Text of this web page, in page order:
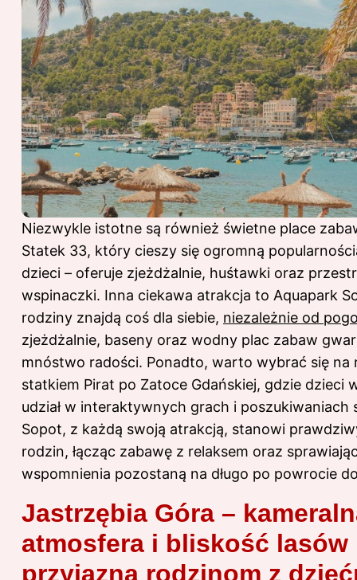
Niezwykle istotne są również świetne place
Statek 33, który cieszy się ogromną
dzieci – oferuje zjeżdżalnie, huśtawki oraz
wspinaczki. Inna ciekawa atrakcja to Aquapark
rodziny znajdą coś dla siebie, niezależnie od
zjeżdżalnie, baseny oraz wodny plac zabaw
mnóstwo radości. Ponadto, warto wybrać się na
statkiem Pirat po Zatoce Gdańskiej, gdzie dzieci
udział w interaktywnych grach i poszukiwaniach
Sopot, z każdą swoją atrakcją, stanowi
rodzin, łącząc zabawę z relaksem oraz
wspomnienia pozostaną na długo po powrocie
Jastrzębia Góra –
atmosfera i bliskość lasów
przyjazna rodzinom z